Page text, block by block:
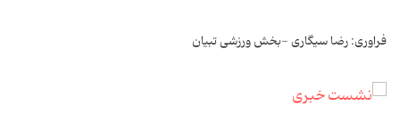
فراوری: رضا سیگاری -بخش ورزشی تبیان